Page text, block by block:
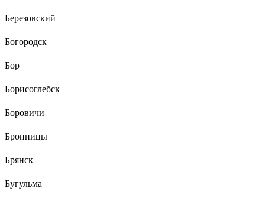
Березовский
Богородск
Бор
Борисоглебск
Боровичи
Бронницы
Брянск
Бугульма